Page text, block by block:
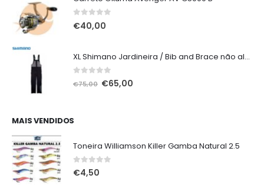
0out of 5
€40,00
XL Shimano Jardineira / Bib and Brace não alcochoada preta
out of 5
€75,00 O
€65,00
MAIS VENDIDOS
Toneira Williamson Killer Gamba Natural 2.5
0out of 5
€4,50